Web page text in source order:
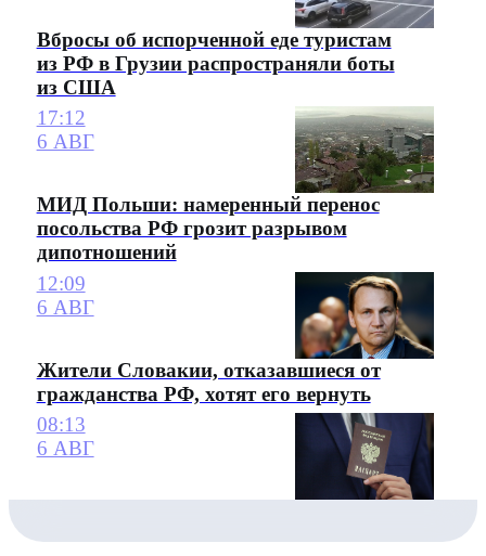
Вбросы об испорченной еде туристам
из РФ в Грузии распространяли боты
из США
17:12
6 АВГ
МИД Польши: намеренный перенос
посольства РФ грозит разрывом
дипотношений
12:09
6 АВГ
Жители Словакии, отказавшиеся от
гражданства РФ, хотят его вернуть
08:13
6 АВГ